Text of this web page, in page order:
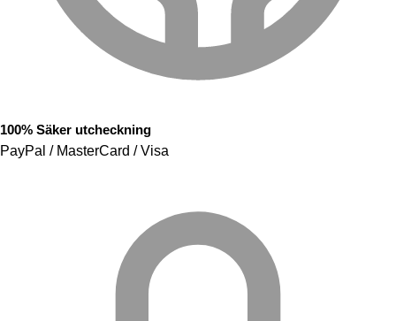
100% Säker utcheckning
PayPal / MasterCard / Visa